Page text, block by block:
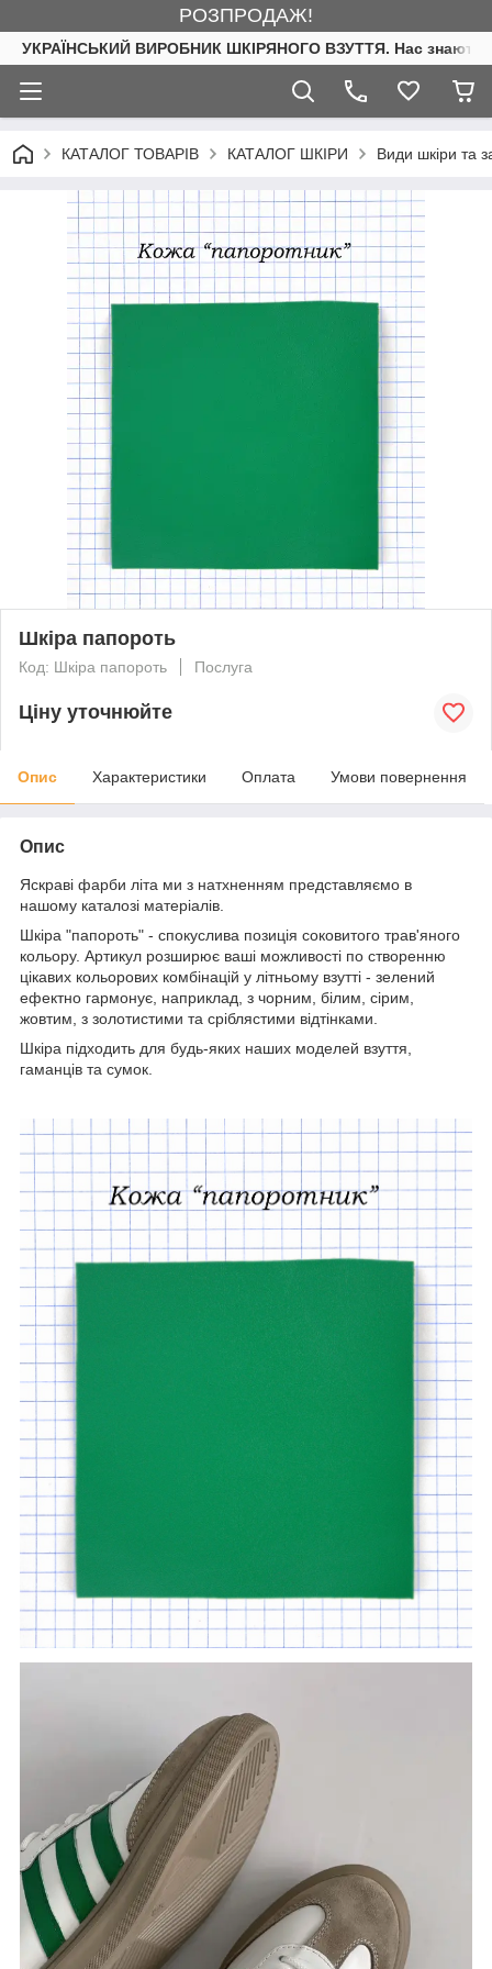
РОЗПРОДАЖ!
УКРАЇНСЬКИЙ ВИРОБНИК ШКІРЯНОГО ВЗУТТЯ. Нас знають.
КАТАЛОГ ТОВАРІВ КАТАЛОГ ШКІРИ Види шкіри та
Шкіра папороть
Код: Шкіра папороть Послуга
Ціну уточнюйте
Опис Характеристики Оплата Умови повернення
Опис
Яскраві фарби літа ми з натхненням представляємо в
нашому каталозі матеріалів.
Шкіра "папороть" - спокуслива позиція соковитого трав'яного
кольору. Артикул розширює ваші можливості по створенню
цікавих кольорових комбінацій у літньому взутті - зелений
ефектно гармонує, наприклад, з чорним, білим, сірим,
жовтим, з золотистими та сріблястими відтінками.
Шкіра підходить для будь-яких наших моделей взуття,
гаманців та сумок.